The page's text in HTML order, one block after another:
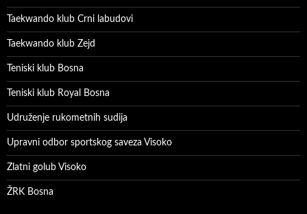
Taekwando klub Crni labudovi
Taekwando klub Zejd
Teniski klub Bosna
Teniski klub Royal Bosna
Udruženje rukometnih sudija
Upravni odbor sportskog saveza Visoko
Zlatni golub Visoko
ŽRK Bosna